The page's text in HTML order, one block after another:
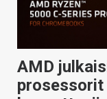
KAUPPA
VAIHDA TEEMA
AMD
prosessorit